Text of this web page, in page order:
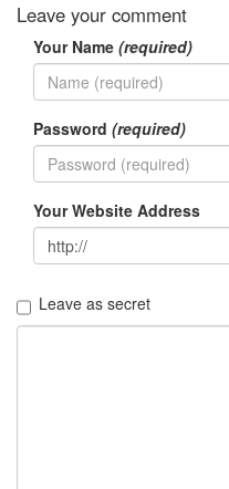
Leave your comment
Your Name (required)
Password (required)
Your Website Address
Leave as secret
준
비
Program
41
KScreenPen
25
IT
색
이
4